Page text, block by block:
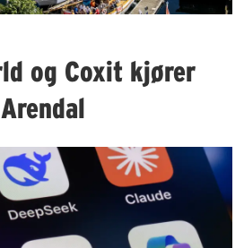
og Coxit kjører